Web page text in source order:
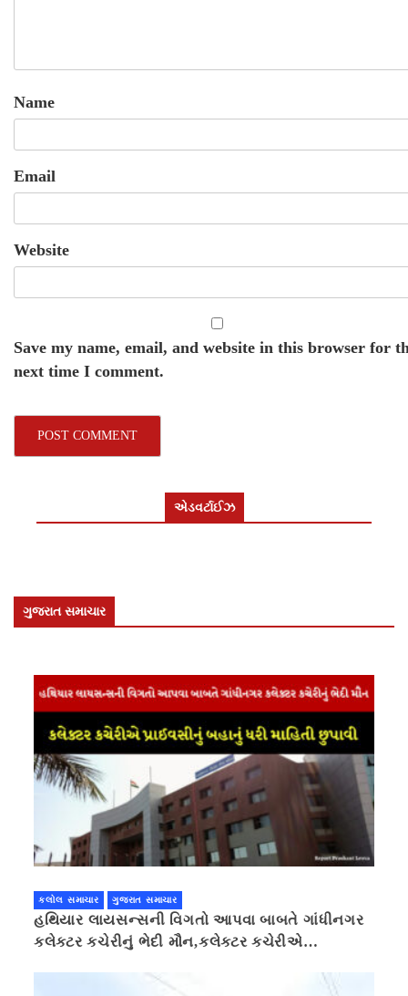
Name
Email
Website
Save my name, email, and website in this browser for
next time I comment.
એડવર્ટાઈઝ
ગુજરાત સમાચાર
કલોલ સમાચાર ગુજરાત સમાચાર
હથિયાર લાયસન્સની વિગતો આપવા બાબતે ગાંધીનગર
કલેક્ટર કચેરીનું ભેદી મૌન,કલેક્ટર કચેરીએ